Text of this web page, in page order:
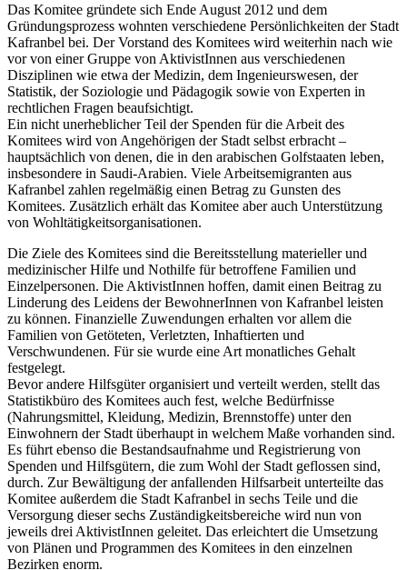
Das Komitee gründete sich Ende August 2012 und dem
Gründungsprozess wohnten verschiedene Persönlichkeiten der Stadt
Kafranbel bei. Der Vorstand des Komitees wird weiterhin nach wie
vor von einer Gruppe von AktivistInnen aus verschiedenen
Disziplinen wie etwa der Medizin, dem Ingenieurswesen, der
Statistik, der Soziologie und Pädagogik sowie von Experten in
rechtlichen Fragen beaufsichtigt.
Ein nicht unerheblicher Teil der Spenden für die Arbeit des
Komitees wird von Angehörigen der Stadt selbst erbracht –
hauptsächlich von denen, die in den arabischen Golfstaaten leben,
insbesondere in Saudi-Arabien. Viele Arbeitsemigranten aus
Kafranbel zahlen regelmäßig einen Betrag zu Gunsten des
Komitees. Zusätzlich erhält das Komitee aber auch Unterstützung
von Wohltätigkeitsorganisationen.
Die Ziele des Komitees sind die Bereitsstellung materieller und
medizinischer Hilfe und Nothilfe für betroffene Familien und
Einzelpersonen. Die AktivistInnen hoffen, damit einen Beitrag zu
Linderung des Leidens der BewohnerInnen von Kafranbel leisten
zu können. Finanzielle Zuwendungen erhalten vor allem die
Familien von Getöteten, Verletzten, Inhaftierten und
Verschwundenen. Für sie wurde eine Art monatliches Gehalt
festgelegt.
Bevor andere Hilfsgüter organisiert und verteilt werden, stellt das
Statistikbüro des Komitees auch fest, welche Bedürfnisse
(Nahrungsmittel, Kleidung, Medizin, Brennstoffe) unter den
Einwohnern der Stadt überhaupt in welchem Maße vorhanden sind.
Es führt ebenso die Bestandsaufnahme und Registrierung von
Spenden und Hilfsgütern, die zum Wohl der Stadt geflossen sind,
durch. Zur Bewältigung der anfallenden Hilfsarbeit unterteilte das
Komitee außerdem die Stadt Kafranbel in sechs Teile und die
Versorgung dieser sechs Zuständigkeitsbereiche wird nun von
jeweils drei AktivistInnen geleitet. Das erleichtert die Umsetzung
von Plänen und Programmen des Komitees in den einzelnen
Bezirken enorm.